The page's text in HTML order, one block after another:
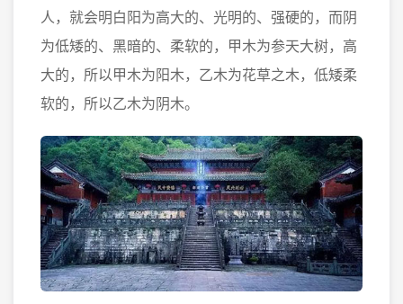
人，就会明白阳为高大的、光明的、强硬的，而阴
为低矮的、黑暗的、柔软的，甲木为参天大树，高
大的，所以甲木为阳木，乙木为花草之木，低矮柔
软的，所以乙木为阴木。